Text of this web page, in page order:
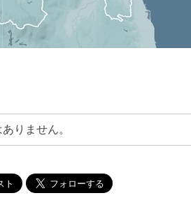
りません。